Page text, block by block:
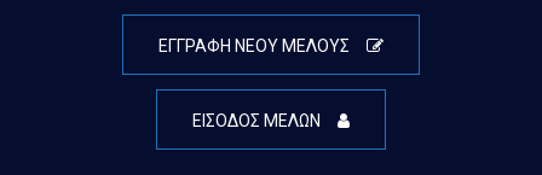
ΕΓΓΡΑΦΗ ΝΕΟΥ ΜΕΛΟΥΣ
ΕΙΣΟΔΟΣ ΜΕΛΩΝ